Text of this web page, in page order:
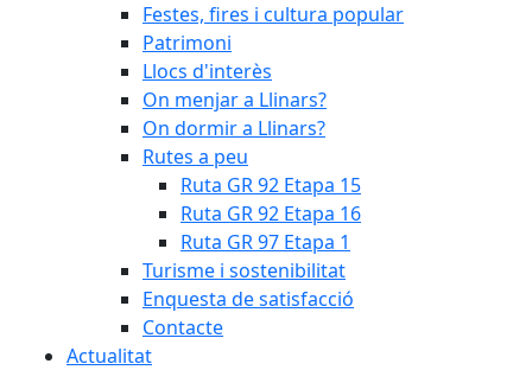
Festes, fires i cultura popular
Patrimoni
Llocs d'interès
On menjar a Llinars?
On dormir a Llinars?
Rutes a peu
Ruta GR 92 Etapa 15
Ruta GR 92 Etapa 16
Ruta GR 97 Etapa 1
Turisme i sostenibilitat
Enquesta de satisfacció
Contacte
Actualitat